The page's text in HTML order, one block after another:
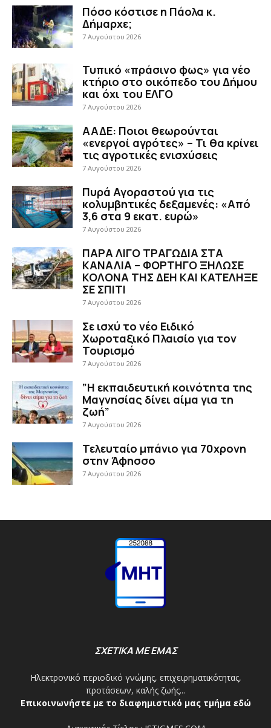
Πόσο κόστισε η Πάολα κ.
Δήμαρχε;
7 Αυγούστου 2026
Τυπικό «πράσινο φως» για νέο
κτήριο στο οικόπεδο του Δήμου
και όχι του ΕΛΓΟ
7 Αυγούστου 2026
ΑΑΔΕ: Ποιοι θεωρούνται
«ενεργοί αγρότες» – Τι θα κρίνει
τις αγροτικές ενισχύσεις
7 Αυγούστου 2026
Πυρά Αγοραστού για τις
κολυμβητικές δεξαμενές: «Από
3,6 στα 9 εκατ. ευρώ»
7 Αυγούστου 2026
ΠΑΡΑ ΛΙΓΟ ΤΡΑΓΩΔΙΑ ΣΤΑ
ΚΑΝΑΛΙΑ – ΦΟΡΤΗΓΟ ΞΗΛΩΣΕ
ΚΟΛΟΝΑ ΤΗΣ ΔΕΗ ΚΑΙ ΚΑΤΕΛΗΞΕ
ΣΕ ΣΠΙΤΙ
7 Αυγούστου 2026
Σε ισχύ το νέο Ειδικό
Χωροταξικό Πλαισίο για τον
Τουρισμό
7 Αυγούστου 2026
”Η εκπαιδευτική κοινότητα της
Μαγνησίας δίνει αίμα για τη
ζωή”
7 Αυγούστου 2026
Τελευταίο μπάνιο για 70χρονη
στην Άφησσο
7 Αυγούστου 2026
ΣΧΕΤΙΚΑ ΜΕ ΕΜΑΣ
Ηλεκτρονικό περιοδικό γνώμης, επιχειρηματικότητας,
προτάσεων, καλής ζωής...
Επικοινωνήστε με το διαφημιστικό μας τμήμα εδώ